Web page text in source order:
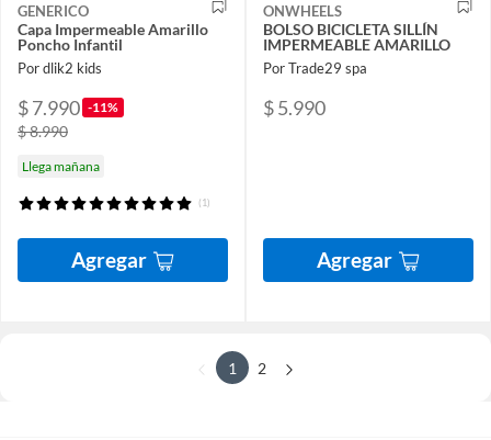
GENERICO
Capa Impermeable Amarillo
Poncho Infantil
Por dlik2 kids
$ 7.990 -11%
$ 8.990
Llega mañana
(1)
Agregar
ONWHEELS
BOLSO BICICLETA SILLÍN
IMPERMEABLE AMARILLO
Por Trade29 spa
$ 5.990
Agregar
1 2